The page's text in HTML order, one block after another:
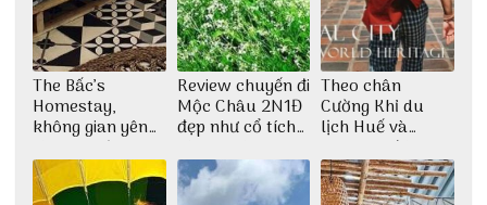
The Bấc’s
Homestay,
không gian yên
bình tại Hòn Sơn
Review chuyến đi
Mộc Châu 2N1Đ
đẹp như cổ tích
Thu Hà
Theo chân
Cường Khỉ du
lịch Huế và
check-in đúng
những góc chụp
đẹp